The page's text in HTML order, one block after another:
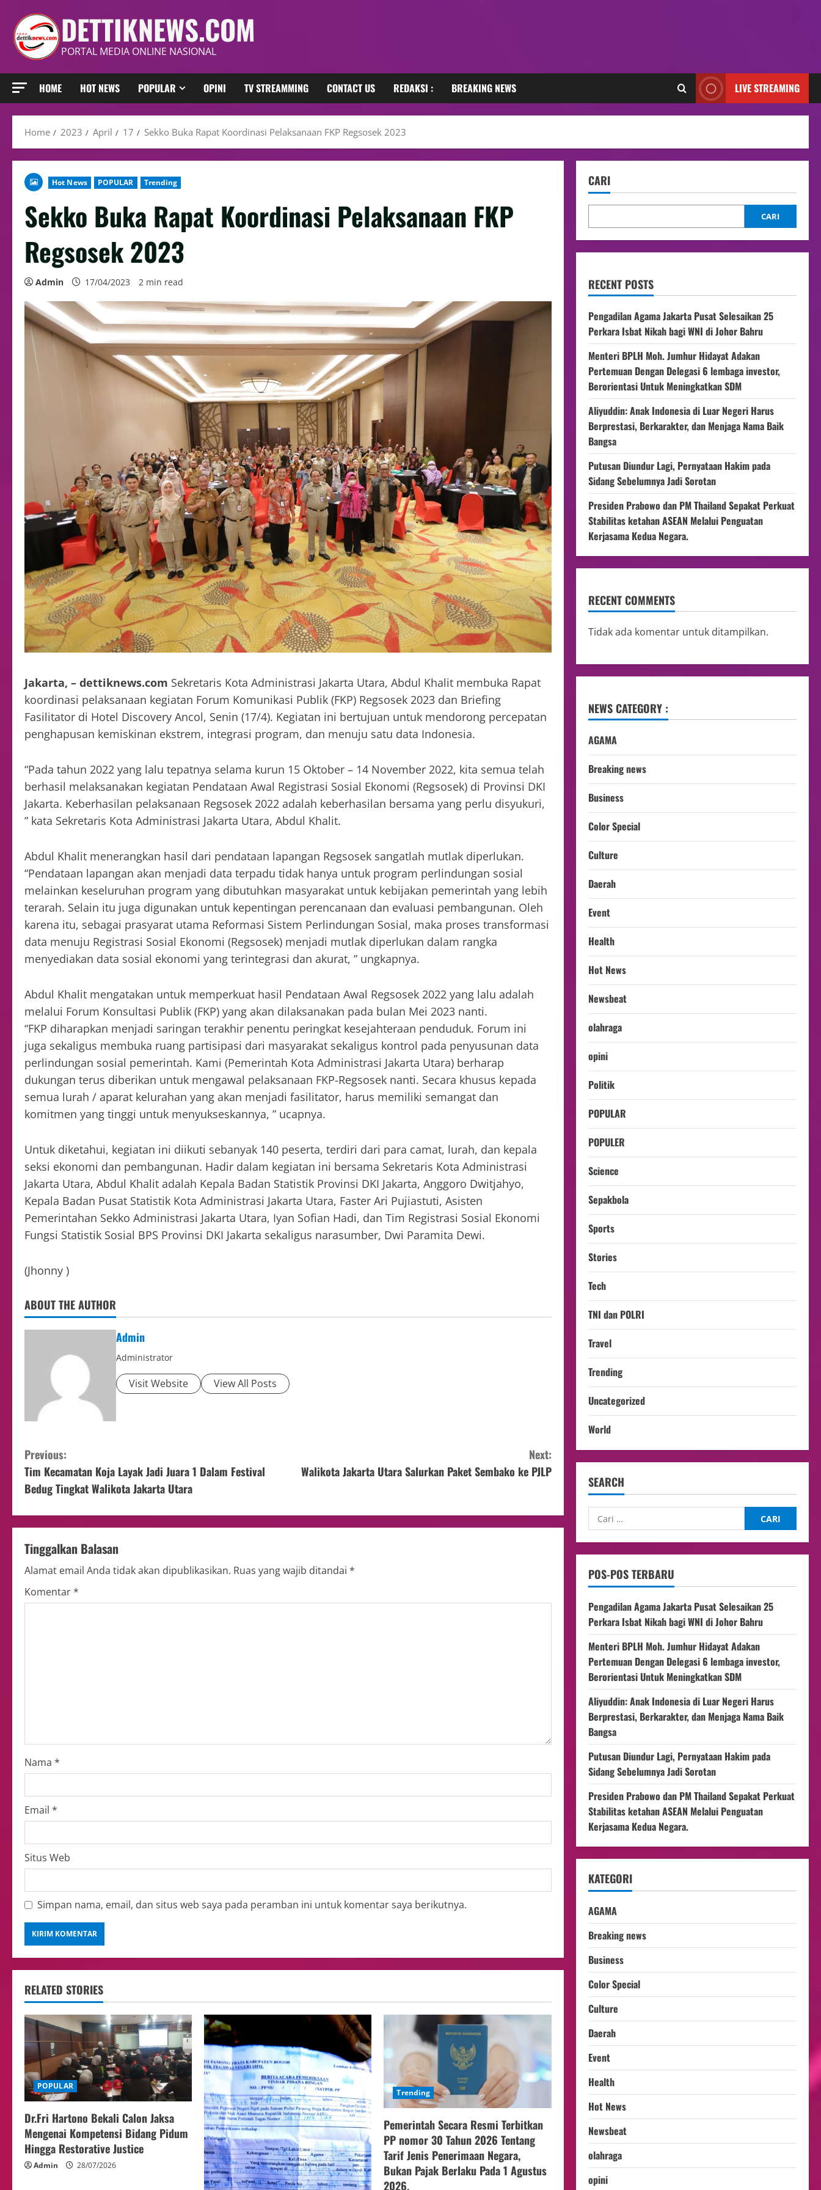
DETTIKNEWS.COM
PORTAL MEDIA ONLINE NASIONAL
HOME HOT NEWS POPULAR OPINI TV STREAMMING CONTACT US REDAKSI : BREAKING NEWS LIVE STREAMING
Home 2023 April 17 Sekko Buka Rapat Koordinasi Pelaksanaan FKP Regsosek 2023
Hot News POPULAR Trending
Sekko Buka Rapat Koordinasi Pelaksanaan FKP
Regsosek 2023
Admin 17/04/2023 2 min read
Jakarta, – dettiknews.com Sekretaris Kota Administrasi Jakarta Utara, Abdul Khalit membuka Rapat
koordinasi pelaksanaan kegiatan Forum Komunikasi Publik (FKP) Regsosek 2023 dan Briefing
Fasilitator di Hotel Discovery Ancol, Senin (17/4). Kegiatan ini bertujuan untuk mendorong percepatan
penghapusan kemiskinan ekstrem, integrasi program, dan menuju satu data Indonesia.
“Pada tahun 2022 yang lalu tepatnya selama kurun 15 Oktober – 14 November 2022, kita semua telah
berhasil melaksanakan kegiatan Pendataan Awal Registrasi Sosial Ekonomi (Regsosek) di Provinsi DKI
Jakarta. Keberhasilan pelaksanaan Regsosek 2022 adalah keberhasilan bersama yang perlu disyukuri,
” kata Sekretaris Kota Administrasi Jakarta Utara, Abdul Khalit.
Abdul Khalit menerangkan hasil dari pendataan lapangan Regsosek sangatlah mutlak diperlukan.
“Pendataan lapangan akan menjadi data terpadu tidak hanya untuk program perlindungan sosial
melainkan keseluruhan program yang dibutuhkan masyarakat untuk kebijakan pemerintah yang lebih
terarah. Selain itu juga digunakan untuk kepentingan perencanaan dan evaluasi pembangunan. Oleh
karena itu, sebagai prasyarat utama Reformasi Sistem Perlindungan Sosial, maka proses transformasi
data menuju Registrasi Sosial Ekonomi (Regsosek) menjadi mutlak diperlukan dalam rangka
menyediakan data sosial ekonomi yang terintegrasi dan akurat, ” ungkapnya.
Abdul Khalit mengatakan untuk memperkuat hasil Pendataan Awal Regsosek 2022 yang lalu adalah
melalui Forum Konsultasi Publik (FKP) yang akan dilaksanakan pada bulan Mei 2023 nanti.
“FKP diharapkan menjadi saringan terakhir penentu peringkat kesejahteraan penduduk. Forum ini
juga sekaligus membuka ruang partisipasi dari masyarakat sekaligus kontrol pada penyusunan data
perlindungan sosial pemerintah. Kami (Pemerintah Kota Administrasi Jakarta Utara) berharap
dukungan terus diberikan untuk mengawal pelaksanaan FKP-Regsosek nanti. Secara khusus kepada
semua lurah / aparat kelurahan yang akan menjadi fasilitator, harus memiliki semangat dan
komitmen yang tinggi untuk menyukseskannya, ” ucapnya.
Untuk diketahui, kegiatan ini diikuti sebanyak 140 peserta, terdiri dari para camat, lurah, dan kepala
seksi ekonomi dan pembangunan. Hadir dalam kegiatan ini bersama Sekretaris Kota Administrasi
Jakarta Utara, Abdul Khalit adalah Kepala Badan Statistik Provinsi DKI Jakarta, Anggoro Dwitjahyo,
Kepala Badan Pusat Statistik Kota Administrasi Jakarta Utara, Faster Ari Pujiastuti, Asisten
Pemerintahan Sekko Administrasi Jakarta Utara, Iyan Sofian Hadi, dan Tim Registrasi Sosial Ekonomi
Fungsi Statistik Sosial BPS Provinsi DKI Jakarta sekaligus narasumber, Dwi Paramita Dewi.
(Jhonny )
ABOUT THE AUTHOR
Admin
Administrator
Visit Website View All Posts
Previous:
Tim Kecamatan Koja Layak Jadi Juara 1 Dalam Festival
Bedug Tingkat Walikota Jakarta Utara
Next:
Walikota Jakarta Utara Salurkan Paket Sembako ke PJLP
Tinggalkan Balasan
Alamat email Anda tidak akan dipublikasikan. Ruas yang wajib ditandai *
Komentar*
Nama *
Email *
Situs Web
Simpan nama, email, dan situs web saya pada peramban ini untuk komentar saya berikutnya.
RELATED STORIES
POPULAR
Dr.Fri Hartono Bekali Calon Jaksa
Mengenai Kompetensi Bidang Pidum
Hingga Restorative Justice
Admin 28/07/2026
Trending
Pemerintah Secara Resmi Terbitkan
PP nomor 30 Tahun 2026 Tentang
Tarif Jenis Penerimaan Negara,
Bukan Pajak Berlaku Pada 1 Agustus
2026.
CARI
CARI
RECENT POSTS
Pengadilan Agama Jakarta Pusat Selesaikan 25
Perkara Isbat Nikah bagi WNI di Johor Bahru
Menteri BPLH Moh. Jumhur Hidayat Adakan
Pertemuan Dengan Delegasi 6 lembaga investor,
Berorientasi Untuk Meningkatkan SDM
Aliyuddin: Anak Indonesia di Luar Negeri Harus
Berprestasi, Berkarakter, dan Menjaga Nama Baik
Bangsa
Putusan Diundur Lagi, Pernyataan Hakim pada
Sidang Sebelumnya Jadi Sorotan
Presiden Prabowo dan PM Thailand Sepakat Perkuat
Stabilitas ketahan ASEAN Melalui Penguatan
Kerjasama Kedua Negara.
RECENT COMMENTS
Tidak ada komentar untuk ditampilkan.
NEWS CATEGORY :
AGAMA
Breaking news
Business
Color Special
Culture
Daerah
Event
Health
Hot News
Newsbeat
olahraga
opini
Politik
POPULAR
POPULER
Science
Sepakbola
Sports
Stories
Tech
TNI dan POLRI
Travel
Trending
Uncategorized
World
SEARCH
POS-POS TERBARU
Pengadilan Agama Jakarta Pusat Selesaikan 25
Perkara Isbat Nikah bagi WNI di Johor Bahru
Menteri BPLH Moh. Jumhur Hidayat Adakan
Pertemuan Dengan Delegasi 6 lembaga investor,
Berorientasi Untuk Meningkatkan SDM
Aliyuddin: Anak Indonesia di Luar Negeri Harus
Berprestasi, Berkarakter, dan Menjaga Nama Baik
Bangsa
Putusan Diundur Lagi, Pernyataan Hakim pada
Sidang Sebelumnya Jadi Sorotan
Presiden Prabowo dan PM Thailand Sepakat Perkuat
Stabilitas ketahan ASEAN Melalui Penguatan
Kerjasama Kedua Negara.
KATEGORI
AGAMA
Breaking news
Business
Color Special
Culture
Daerah
Event
Health
Hot News
Newsbeat
olahraga
opini